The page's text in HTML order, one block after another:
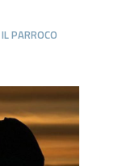
IL PARROCO